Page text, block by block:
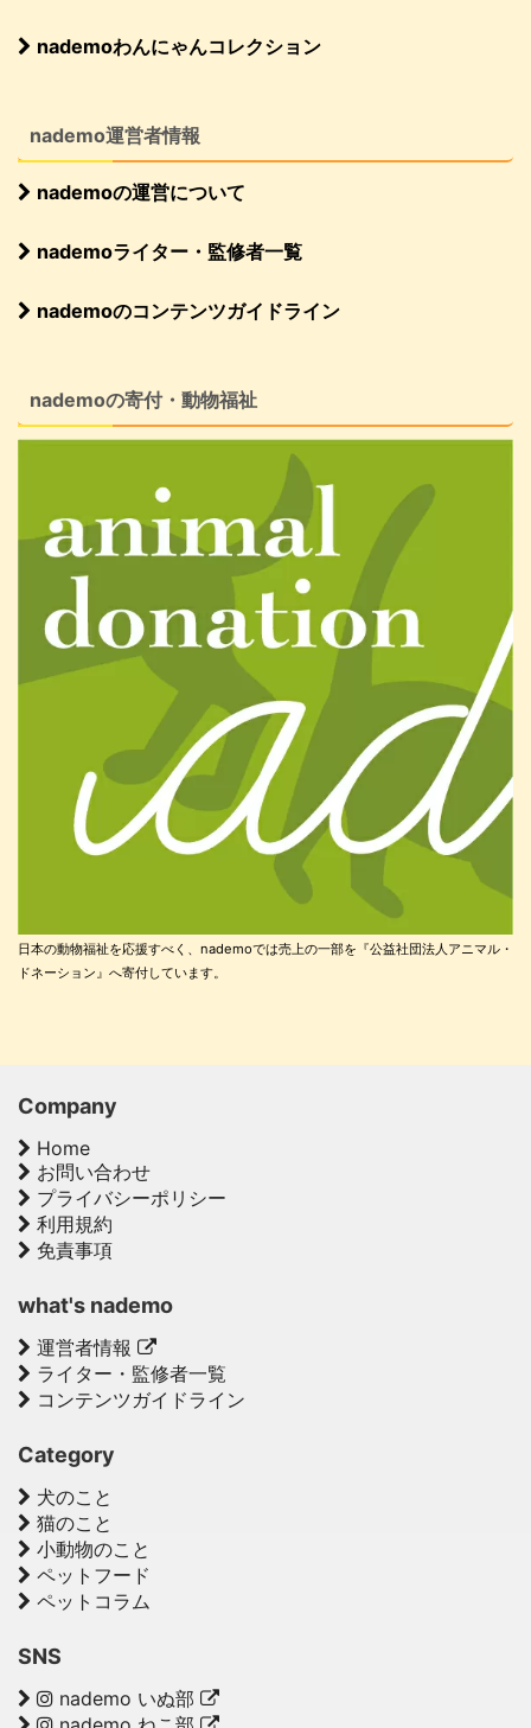
nademoわんにゃんコレクション
nademo運営者情報
nademoの運営について
nademoライター・監修者一覧
nademoのコンテンツガイドライン
nademoの寄付・動物福祉
日本の動物福祉を応援すべく、nademoでは売上の一部を『公益社団法人アニマル・
ドネーション』へ寄付しています。
Company
Home
お問い合わせ
プライバシーポリシー
利用規約
免責事項
what's nademo
運営者情報
ライター・監修者一覧
コンテンツガイドライン
Category
犬のこと
猫のこと
小動物のこと
ペットフード
ペットコラム
SNS
nademo いぬ部